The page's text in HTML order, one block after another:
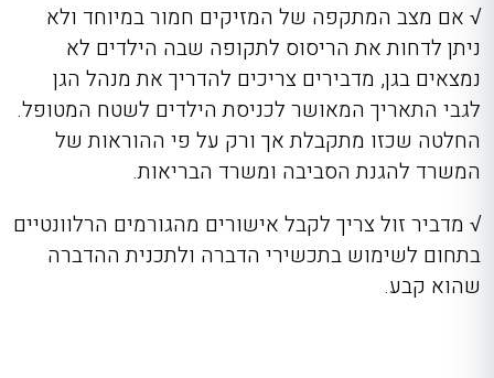
√ אם מצב המתקפה של המזיקים חמור במיוחד ולא
ניתן לדחות את הריסוס לתקופה שבה הילדים לא
נמצאים בגן, מדבירים צריכים להדריך את מנהל הגן
לגבי התאריך המאושר לכניסת הילדים לשטח המטופל.
החלטה שכזו מתקבלת אך ורק על פי ההוראות של
המשרד להגנת הסביבה ומשרד הבריאות.
√ מדביר זול צריך לקבל אישורים מהגורמים הרלוונטיים
בתחום לשימוש בתכשירי הדברה ולתכנית ההדברה
שהוא קבע.